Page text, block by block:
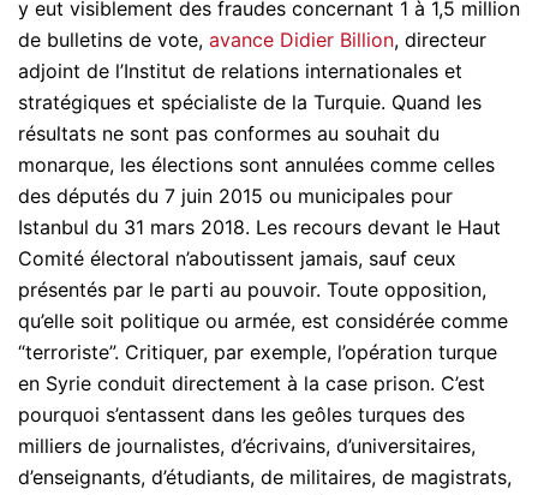
y eut visiblement des fraudes concernant 1 à 1,5 million
de bulletins de vote, avance Didier Billion, directeur
adjoint de l’Institut de relations internationales et
stratégiques et spécialiste de la Turquie. Quand les
résultats ne sont pas conformes au souhait du
monarque, les élections sont annulées comme celles
des députés du 7 juin 2015 ou municipales pour
Istanbul du 31 mars 2018. Les recours devant le Haut
Comité électoral n’aboutissent jamais, sauf ceux
présentés par le parti au pouvoir. Toute opposition,
qu’elle soit politique ou armée, est considérée comme
“terroriste”. Critiquer, par exemple, l’opération turque
en Syrie conduit directement à la case prison. C’est
pourquoi s’entassent dans les geôles turques des
milliers de journalistes, d’écrivains, d’universitaires,
d’enseignants, d’étudiants, de militaires, de magistrats,